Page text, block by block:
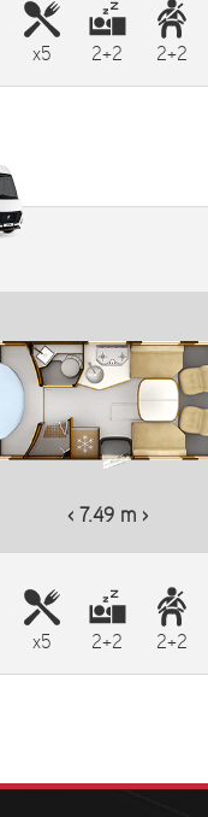
x5 2+2 2+2
‹ 7.49 m ›
Plus d'informations
x5 2+2 2+2